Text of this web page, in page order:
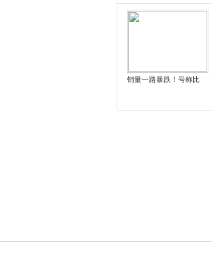
销量一路暴跌！号称比